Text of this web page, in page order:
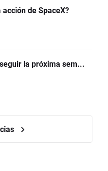
de SpaceX?
la próxima sem...